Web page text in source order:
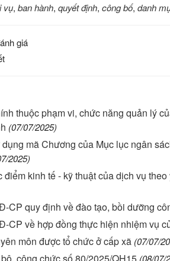
vụ, ban hành, quyết định, công bố, danh
giá
thuộc phạm vi, chức năng quản lý
(07/07/2025)
mã Chương của Mục lục ngân
2025)
kinh tế - kỹ thuật của dịch vụ
CP quy định về đào tạo, bồi dưỡng
CP về hợp đồng thực hiện nhiệm vụ
môn được tổ chức ở cấp xã (07/07/
(08/07/